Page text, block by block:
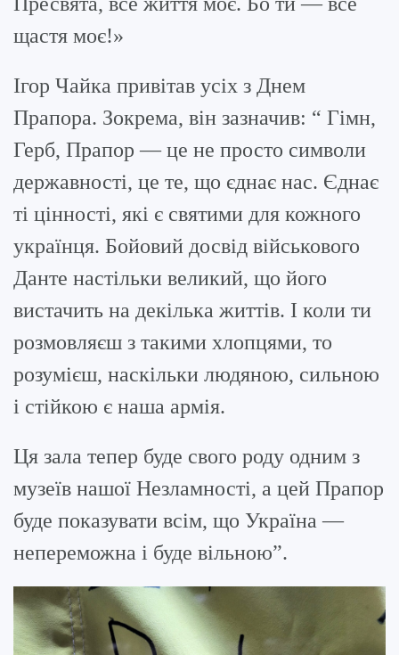
щастя моє!»
Ігор Чайка привітав усіх з Днем
Прапора. Зокрема, він зазначив: “ Гімн,
Герб, Прапор — це не просто символи
державності, це те, що єднає нас. Єднає
ті цінності, які є святими для кожного
українця. Бойовий досвід військового
Данте настільки великий, що його
вистачить на декілька життів. І коли ти
розмовляєш з такими хлопцями, то
розумієш, наскільки людяною, сильною
і стійкою є наша армія.
Ця зала тепер буде свого роду одним з
музеїв нашої Незламності, а цей Прапор
буде показувати всім, що Україна —
непереможна і буде вільною”.